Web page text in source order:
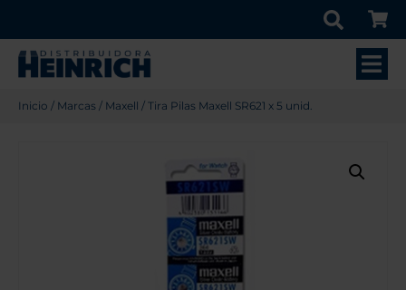
Inicio / Marcas / Maxell / Tira Pilas Maxell SR621 x 5 unid.